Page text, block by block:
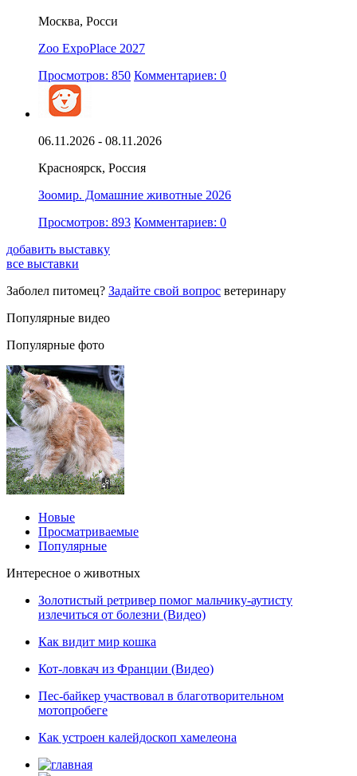
Москва, Росси
Zoo ExpoPlace 2027
Просмотров: 850 Комментариев: 0
06.11.2026 - 08.11.2026
Красноярск, Россия
Зоомир. Домашние животные 2026
Просмотров: 893 Комментариев: 0
добавить выставку
все выставки
Заболел питомец? Задайте свой вопрос ветеринару
Популярные видео
Популярные фото
Новые
Просматриваемые
Популярные
Интересное о животных
Золотистый ретривер помог мальчику-аутисту
излечиться от болезни (Видео)
Как видит мир кошка
Кот-ловкач из Франции (Видео)
Пес-байкер участвовал в благотворительном
мотопробеге
Как устроен калейдоскоп хамелеона